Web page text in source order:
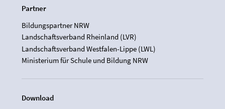
Partner
Bildungspartner NRW
Landschaftsverband Rheinland (LVR)
Landschaftsverband Westfalen-Lippe (LWL)
Ministerium für Schule und Bildung NRW
Download